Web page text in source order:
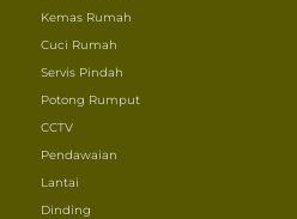
Kemas Rumah
Cuci Rumah
Servis Pindah
Potong Rumput
CCTV
Pendawaian
Lantai
Dinding